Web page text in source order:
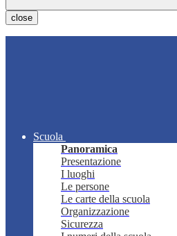
close
Scuola
Panoramica
Presentazione
I luoghi
Le persone
Le carte della scuola
Organizzazione
Sicurezza